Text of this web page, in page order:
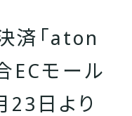
ちら
済「aton
ECモール
23日より